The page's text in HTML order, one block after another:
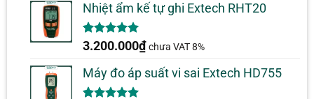
Nhiệt ẩm kế tự ghi Extech RHT20
5.00trên 5
2
đánh giá
3.200.000₫ chưa VAT 8%
Máy đo áp suất vi sai Extech HD755